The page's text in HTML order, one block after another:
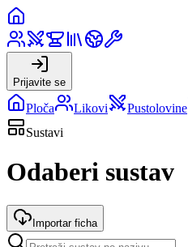
Prijavite se
Ploča Likovi Pustolovine
Sustavi
Odaberi sustav
Importar ficha